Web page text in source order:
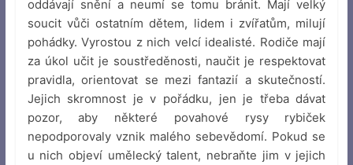
oddávají snění a neumí se tomu bránit. Mají velký
soucit vůči ostatním dětem, lidem i zvířatům, milují
pohádky. Vyrostou z nich velcí idealisté. Rodiče mají
za úkol učit je soustředěnosti, naučit je respektovat
pravidla, orientovat se mezi fantazií a skutečností.
Jejich skromnost je v pořádku, jen je třeba dávat
pozor, aby některé povahové rysy rybiček
nepodporovaly vznik malého sebevědomí. Pokud se
u nich objeví umělecký talent, nebraňte jim v jejich